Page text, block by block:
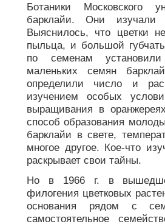
Ботаники Московского
барклайи. Они изучали
Выяснилось, что цветки
пыльца, и большой
по семенам установили
маленьких семян
определили число и
изучением особых
выращивания в
способ образования
барклайи в свете,
многое другое. Кое-что
раскрывает свои тайны.
Но в 1966 г. в
филогения цветковых
основания рядом с
самостоятельное